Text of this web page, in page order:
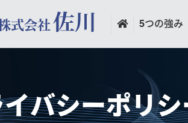
5つの強み
バシーポリ